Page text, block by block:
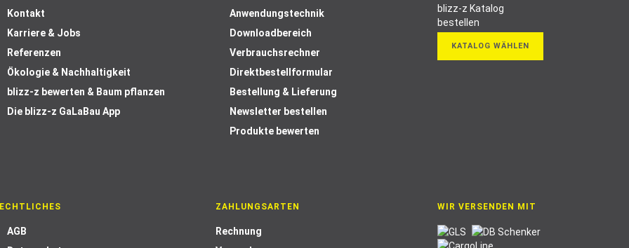
Kontakt
Karriere & Jobs
Referenzen
Ökologie & Nachhaltigkeit
blizz-z bewerten & Baum pflanzen
Die blizz-z GaLaBau App
Anwendungstechnik
Downloadbereich
Verbrauchsrechner
Direktbestellformular
Bestellung & Lieferung
Newsletter bestellen
Produkte bewerten
KATALOG WÄHLEN
AGB
ZAHLUNGSARTEN
Rechnung
WIR VERSENDEN MIT